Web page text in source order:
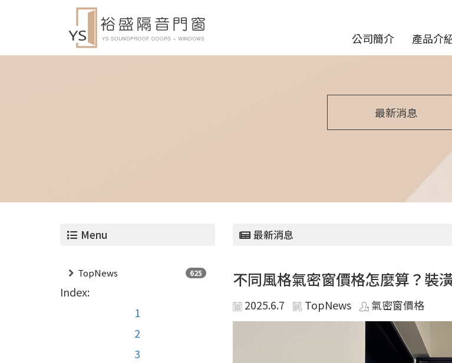
公司簡介 產品介
最新消息
Menu
TopNews 625
Index:
1
2
3
最新消息
不同風格氣密窗價格怎麼算？裝
2025.6.7 TopNews 氣密窗價格